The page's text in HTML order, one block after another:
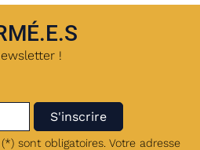
!
sont obligatoires. Votre adresse